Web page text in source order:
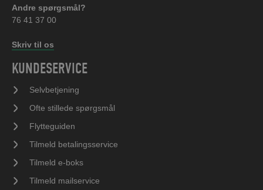
Andre spørgsmål?
76 41 37 00
Skriv til os
KUNDESERVICE
Selvbetjening
Ofte stillede spørgsmål
Flytteguiden
Tilmeld betalingsservice
Tilmeld e-boks
Tilmeld mailservice